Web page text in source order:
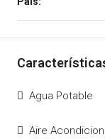
Agua Potable
Aire